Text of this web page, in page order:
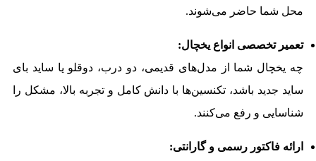
محل شما حاضر می‌شوند.
تعمیر تخصصی انواع یخچال:
چه یخچال شما از مدل‌های قدیمی، دو درب، دوقلو یا ساید بای
ساید جدید باشد، تکنسین‌ها با دانش کامل و تجربه بالا، مشکل را
شناسایی و رفع می‌کنند.
ارائه فاکتور رسمی و گارانتی: